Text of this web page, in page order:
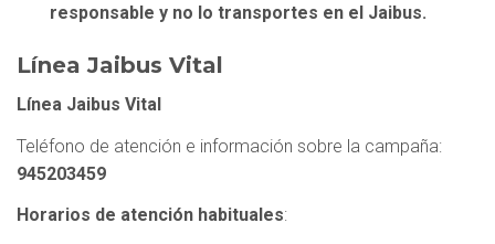
responsable y no lo transportes en el Jaibus.
Línea Jaibus Vital
Línea Jaibus Vital
Teléfono de atención e información sobre la campaña:
945203459
Horarios de atención habituales: